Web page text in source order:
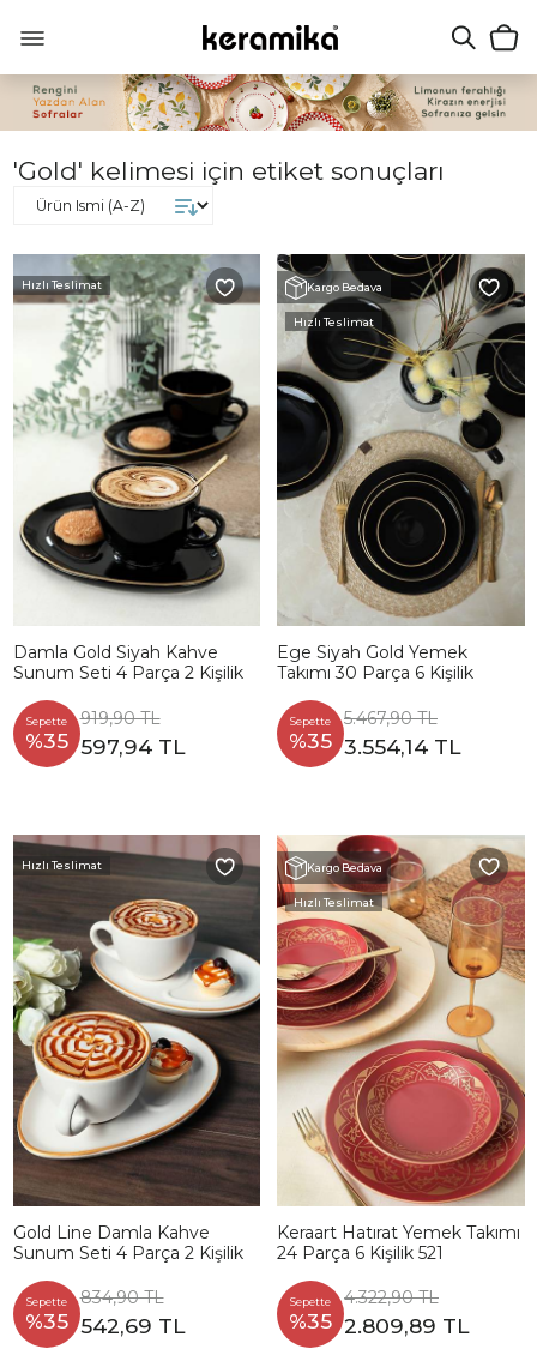
'Gold' kelimesi için etiket sonuçları
Hızlı Teslimat
Damla Gold Siyah Kahve
Sunum Seti 4 Parça 2 Kişilik
Sepette
%35
919,90 TL
597,94 TL
Kargo Bedava
Hızlı Teslimat
Ege Siyah Gold Yemek
Takımı 30 Parça 6 Kişilik
Sepette
%35
5.467,90 TL
3.554,14 TL
Hızlı Teslimat
Gold Line Damla Kahve
Sunum Seti 4 Parça 2 Kişilik
Sepette
%35
834,90 TL
542,69 TL
Kargo Bedava
Hızlı Teslimat
Keraart Hatırat Yemek Takımı
24 Parça 6 Kişilik 521
Sepette
%35
4.322,90 TL
2.809,89 TL